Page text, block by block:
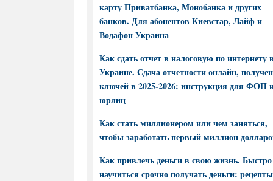
карту Приватбанка, Монобанка и других
банков. Для абонентов Киевстар, Лайф и
Водафон Украина
Как сдать отчет в налоговую по интернету в
Украине. Сдача отчетности онлайн,
ключей в 2025-2026: инструкция для ФОП
юрлиц
Как стать миллионером или чем заняться,
чтобы заработать первый миллион
Как привлечь деньги в свою жизнь. Быстро
научиться срочно получать деньги: